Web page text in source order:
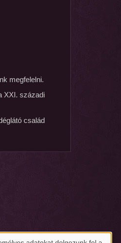
megfelelni.
XXI. századi
család